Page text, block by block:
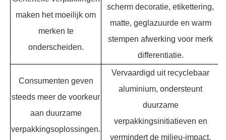
maken het moeilijk om
merken te
onderscheiden.
scherm decoratie, etikettering,
matte, geglazuurde en warm
stempen afwerking voor merk
differentiatie.
Consumenten geven
steeds meer de voorkeur
aan duurzame
verpakkingsoplossingen.
Vervaardigd uit recyclebaar
aluminium, ondersteunt
duurzame
verpakkingsinitiatieven en
vermindert de milieu-impact.